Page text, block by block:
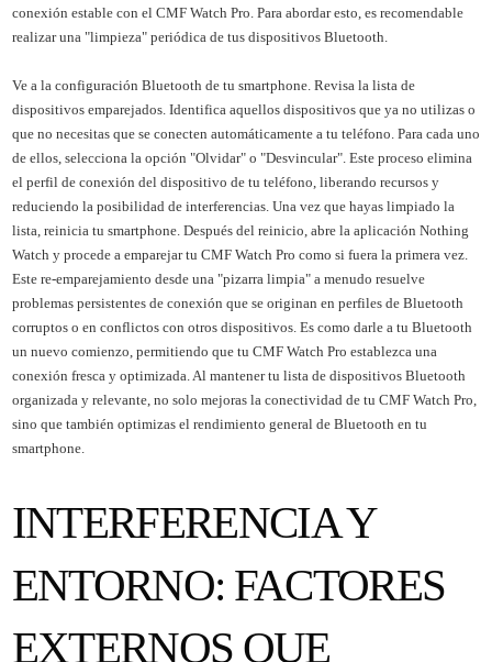
conexión estable con el CMF Watch Pro. Para abordar esto, es recomendable
realizar una "limpieza" periódica de tus dispositivos Bluetooth.
Ve a la configuración Bluetooth de tu smartphone. Revisa la lista de
dispositivos emparejados. Identifica aquellos dispositivos que ya no utilizas o
que no necesitas que se conecten automáticamente a tu teléfono. Para cada uno
de ellos, selecciona la opción "Olvidar" o "Desvincular". Este proceso elimina
el perfil de conexión del dispositivo de tu teléfono, liberando recursos y
reduciendo la posibilidad de interferencias. Una vez que hayas limpiado la
lista, reinicia tu smartphone. Después del reinicio, abre la aplicación Nothing
Watch y procede a emparejar tu CMF Watch Pro como si fuera la primera vez.
Este re-emparejamiento desde una "pizarra limpia" a menudo resuelve
problemas persistentes de conexión que se originan en perfiles de Bluetooth
corruptos o en conflictos con otros dispositivos. Es como darle a tu Bluetooth
un nuevo comienzo, permitiendo que tu CMF Watch Pro establezca una
conexión fresca y optimizada. Al mantener tu lista de dispositivos Bluetooth
organizada y relevante, no solo mejoras la conectividad de tu CMF Watch Pro,
sino que también optimizas el rendimiento general de Bluetooth en tu
smartphone.
INTERFERENCIA Y
ENTORNO: FACTORES
EXTERNOS QUE